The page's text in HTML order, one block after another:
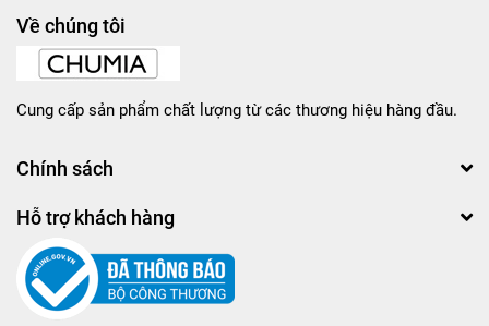
Về chúng tôi
Cung cấp sản phẩm chất lượng từ các thương hiệu hàng đầu.
Chính sách
Hỗ trợ khách hàng